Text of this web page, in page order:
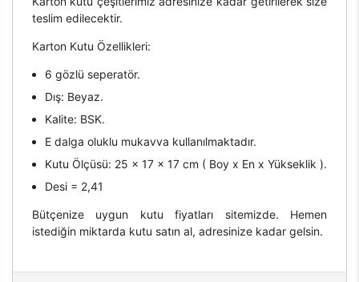
teslim edilecektir.
Karton Kutu Özellikleri:
6 gözlü seperatör.
Dış: Beyaz.
Kalite: BSK.
E dalga oluklu mukavva kullanılmaktadır.
Kutu Ölçüsü: 25 x 17 x 17 cm ( Boy x En x Yükseklik ).
Desi = 2,41
Bütçenize uygun kutu fiyatları sitemizde. Hemen
istediğin miktarda kutu satın al, adresinize kadar gelsin.